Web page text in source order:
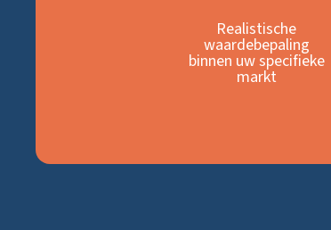
Realistische
waardebepaling
binnen uw specifieke
markt